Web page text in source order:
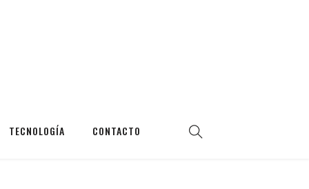
TECNOLOGÍA CONTACTO